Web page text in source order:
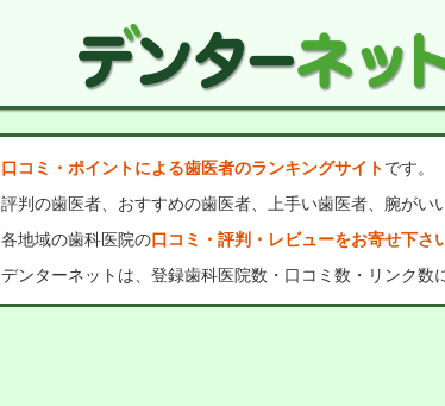
口コミ・ポイントによる歯医者のランキングサイトです。
評判の歯医者、おすすめの歯医者、上手い歯医者、腕がい
各地域の歯科医院の口コミ・評判・レビューをお寄せ下さ
デンターネットは、登録歯科医院数・口コミ数・リンク数